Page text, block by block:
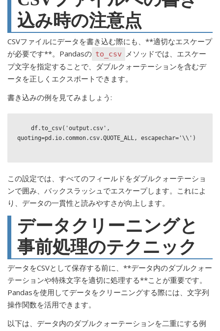
込み時の注意点
CSVファイルにデータを書き込む際にも、**適切なエスケープ
が必要です**。Pandasの to_csv メソッドでは、エスケー
プ文字を指定することで、ダブルクォーテーションを含むデ
ータを正しくエクスポートできます。
書き込みの例を見てみましょう:
quoting=pd.io.common.csv.QUOTE_ALL, escapechar='\\')
この設定では、すべてのフィールドをダブルクォーテーショ
ンで囲み、バックスラッシュでエスケープします。これによ
り、データの一貫性と読みやすさが向上します。
データクリーニングと
事前処理のテクニック
データをCSVとして保存する前に、**データ内のダブルクォー
テーションや特殊文字を適切に処理する**ことが重要です。
Pandasを使用してデータをクリーニングする際には、文字列
操作関数を活用できます。
以下は、データ内のダブルクォーテーションを二重にする例